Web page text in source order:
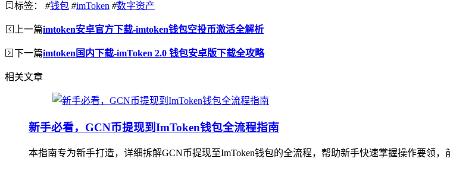
标签： #钱包 #imToken #数字资产
上一篇imtoken安卓官方下载-imtoken钱包空投币激活全解析
下一篇imtoken国内下载-imToken 2.0 钱包安卓版下载全攻略
相关文章
新手必看，GCN币提现到ImToken钱包全流程指南
本指南专为新手打造，详细拆解GCN币提现至ImToken钱包的全流程，帮助新手快速掌握操作要领